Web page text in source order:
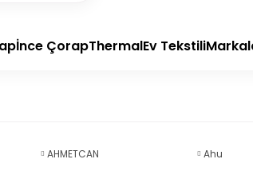
İnce ÇorapThermalEv Tekstili
AHMETCAN Ahu